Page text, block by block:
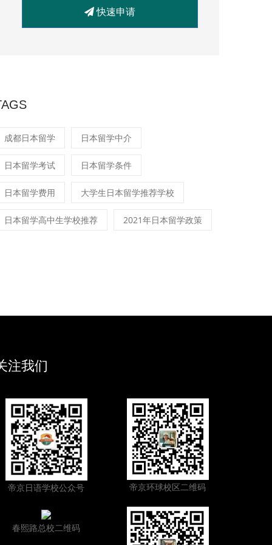
快速申请
成都日本留学 日本留学中介
日本留学考试 日本留学条件
日本留学费用 大学生日本留学推荐学校
日本留学高中生学校推荐 2021年日本留学政策
注我们
帝京日语学校公众号 帝京环球校区二维码
春熙路总校二维码